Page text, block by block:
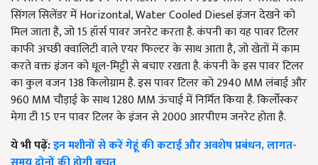
सिंगल सिलेंडर में Horizontal, Water Cooled Diesel इंजन देखने को
मिल जाता है, जो 15 हॉर्स पावर जनरेट करता है. कंपनी का यह पावर टिलर
काफी अच्छी क्वालिटी वाले एयर फिल्टर के साथ आता है, जो खेतों में काम
करते वक्त इंजन को धूल-मिट्टी से बचाए रखता है. कंपनी के इस पावर टिलर
का कुल वजन 138 किलोग्राम है. इस पावर टिलर को 2940 MM लंबाई और
960 MM चौड़ाई के साथ 1280 MM ऊंचाई में निर्मित किया है. किर्लोस्कर
मेगा टी 15 एन पावर टिलर के इंजन से 2000 आरपीएम जनरेट होता है.
ये भी पढ़ें:इन मशीनों से करें गेहूं की कटाई और अवशेष प्रबंधन, लागत-